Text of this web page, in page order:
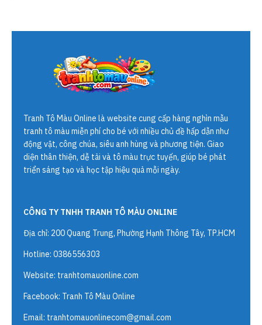
Tranh Tô Màu Online là website cung cấp hàng nghìn mẫu
tranh tô màu miễn phí cho bé với nhiều chủ đề hấp dẫn như
động vật, công chúa, siêu anh hùng và phương tiện. Giao
diện thân thiện, dễ tải và tô màu trực tuyến, giúp bé phát
triển sáng tạo và học tập hiệu quả mỗi ngày.
CÔNG TY TNHH TRANH TÔ MÀU ONLINE
Địa chỉ: 200 Quang Trung, Phường Hạnh Thông Tây, TP.HCM
Hotline: 0386556303
Website: tranhtomauonline.com
Facebook: Tranh Tô Màu Online
Email: tranhtomauonlinecom@gmail.com